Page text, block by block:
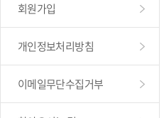
회원가입
개인정보처리방침
이메일무단수집거부